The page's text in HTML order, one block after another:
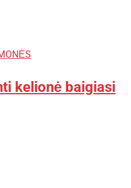
kelionė baigiasi